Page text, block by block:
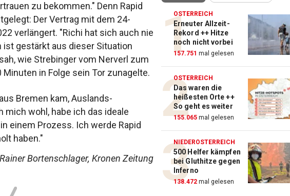
zu bekommen." Denn Rapid
Der Vertrag mit dem 24-
verlängert. "Richi hat sich auch nie
ist gestärkt aus dieser Situation
wie Strebinger vom Nerverl zum
in Folge sein Tor zunagelte.
Bremen kam, Auslands-
wohl, habe ich das ideale
einem Prozess. Ich werde Rapid
haben."
Rainer Bortenschlager, Kronen Zeitung
ÖSTERREICH
Erneuter Allzeit-
Rekord ++ Hitze
noch nicht vorbei
157.751 mal gelesen
ÖSTERREICH
Das waren die
heißesten Orte ++
So geht es weiter
155.065 mal gelesen
NIEDERÖSTERREICH
500 Helfer kämpfen
bei Gluthitze gegen
Inferno
138.472 mal gelesen
Action-Cam Vergleich
ZUM VERGLEICH
Crosstrainer Vergleich
ZUM VERGLEICH
ZUM VERGLEICH
Elektro-Scooter Vergleich
ZUM VERGLEICH